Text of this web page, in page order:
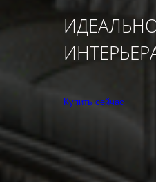
Купить сейчас